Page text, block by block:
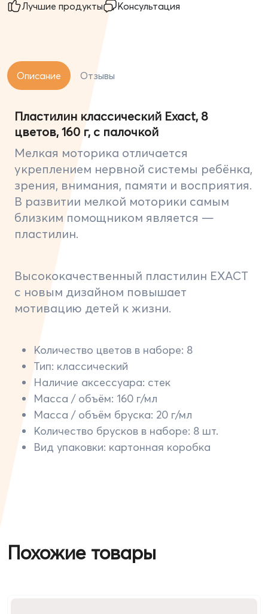
Лучшие продукты Консультация
Описание Отзывы
Пластилин классический Exact, 8
цветов, 160 г, с палочкой
Мелкая моторика отличается
укреплением нервной системы ребёнка,
зрения, внимания, памяти и восприятия.
В развитии мелкой моторики самым
близким помощником является —
пластилин.
Высококачественный пластилин EXACT
с новым дизайном повышает
мотивацию детей к жизни.
Количество цветов в наборе: 8
Тип: классический
Наличие аксессуара: стек
Масса / объём: 160 г/мл
Масса / объём бруска: 20 г/мл
Количество брусков в наборе: 8 шт.
Вид упаковки: картонная коробка
Похожие товары